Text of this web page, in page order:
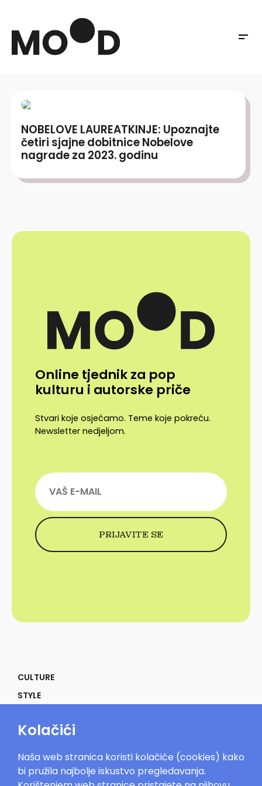
NOBELOVE LAUREATKINJE: Upoznajte
četiri sjajne dobitnice Nobelove
nagrade za 2023. godinu
Online tjednik za pop
kulturu i autorske priče
Stvari koje osjećamo. Teme koje pokreću.
Newsletter nedjeljom.
CULTURE
STYLE
POWER
IN THE MOOD
Kolačići
Naša web stranica koristi kolačiće (cookies) kako
bi pružila najbolje iskustvo pregledavanja.